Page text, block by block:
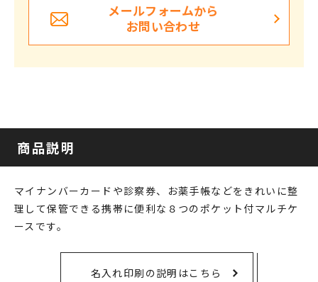
メールフォームから
お問い合わせ
商品説明
マイナンバーカードや診察券、お薬手帳などをきれいに整
理して保管できる携帯に便利な８つのポケット付マルチケ
ースです。
名入れ印刷の説明はこちら